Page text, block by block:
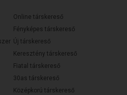
Online társkereső
Fényképes társkereső
Új társkereső
Keresztény társkereső
Fiatal társkereső
30as társkereső
Középkorú társkereső